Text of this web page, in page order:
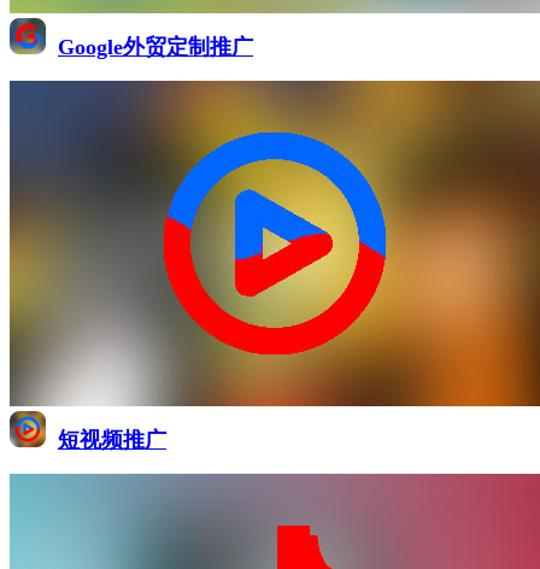
Google外贸定制推广
短视频推广